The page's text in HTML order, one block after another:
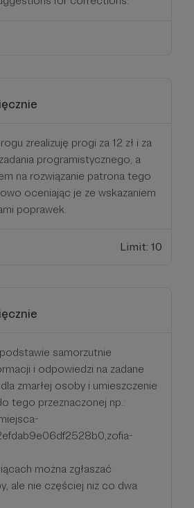
zrealizuję progi za 12 zł i za
programistycznego, a
na rozwiązanie patrona tego
oceniając je ze wskazaniem
poprawek.
Limit: 10
samorzutnie
i odpowiedzi na zadane
zmarłej osoby i umieszczenie
tego przeznaczonej np.:
można zgłaszać
ale nie częściej niż co dwa